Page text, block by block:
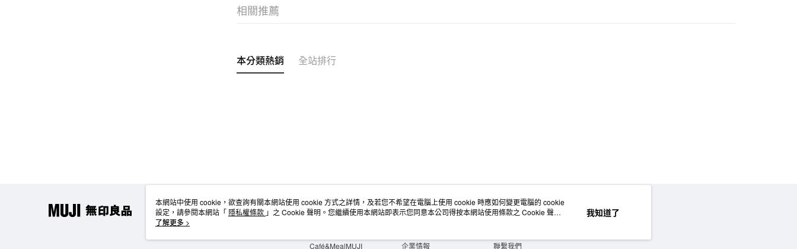
相關推薦
本分類熱銷 全站排行
店舖情報
門市服務
Café&MealMUJI
空間改造企劃服務
大宗採購
企業情報
會員服務
人才招募
聯繫我們
本網站中使用 cookie，欲查詢有關本網站使用 cookie 方式之詳情，及若您不希望在電腦上使用 cookie 時應如何變更電腦的 cookie
設定，請參閱本網站「 隱私權條款 」之 Cookie 聲明。您繼續使用本網站即表示您同意本公司得按本網站使用條款之 Cookie 聲明
使用 cookie。
了解更多 >
我知道了